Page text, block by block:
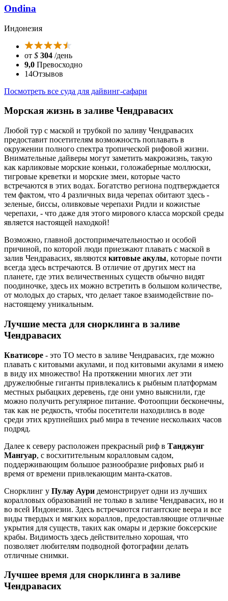
Ondina
Индонезия
от $ 304 /день
9,0 Превосходно
14Отзывов
Посмотреть все суда для дайвинг-сафари
Морская жизнь в заливе Чендравасих
Любой тур с маской и трубкой по заливу Чендравасих
предоставит посетителям возможность поплавать в
окружении полного спектра тропической рифовой жизни.
Внимательные дайверы могут заметить макрожизнь, такую
как карликовые морские коньки, голожаберные моллюски,
тигровые креветки и морские змеи, которые часто
встречаются в этих водах. Богатство региона подтверждается
тем фактом, что 4 различных вида черепах обитают здесь -
зеленые, биссы, оливковые черепахи Ридли и кожистые
черепахи, - что даже для этого мирового класса морской среды
является настоящей находкой!
Возможно, главной достопримечательностью и особой
причиной, по которой люди приезжают плавать с маской в
залив Чендравасих, являются китовые акулы, которые почти
всегда здесь встречаются. В отличие от других мест на
планете, где этих величественных существ обычно видят
поодиночке, здесь их можно встретить в большом количестве,
от молодых до старых, что делает такое взаимодействие по-
настоящему уникальным.
Лучшие места для снорклинга в заливе
Чендравасих
Кватисоре - это ТО место в заливе Чендравасих, где можно
плавать с китовыми акулами, и под китовыми акулами я имею
в виду их множество! На протяжении многих лет эти
дружелюбные гиганты привлекались к рыбным платформам
местных рыбацких деревень, где они умно выяснили, где
можно получить регулярное питание. Фотоопции бесконечны,
так как не редкость, чтобы посетители находились в воде
среди этих крупнейших рыб мира в течение нескольких часов
подряд.
Далее к северу расположен прекрасный риф в Танджунг
Мангуар, с восхитительным коралловым садом,
поддерживающим большое разнообразие рифовых рыб и
время от времени привлекающим манта-скатов.
Снорклинг у Пулау Аури демонстрирует одни из лучших
коралловых образований не только в заливе Чендравасих, но и
во всей Индонезии. Здесь встречаются гигантские веера и все
виды твердых и мягких кораллов, предоставляющие отличные
укрытия для существ, таких как омары и дерзкие боксерские
крабы. Видимость здесь действительно хорошая, что
позволяет любителям подводной фотографии делать
отличные снимки.
Лучшее время для снорклинга в заливе
Чендравасих